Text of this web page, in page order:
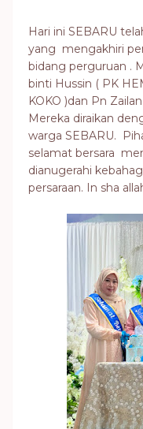
Hari ini SEBARU
yang mengakhiri
bidang perguruan .
binti Hussin ( PK
KOKO )dan Pn
Mereka diraikan
warga SEBARU.
selamat bersara
dianugerahi
persaraan. In sha